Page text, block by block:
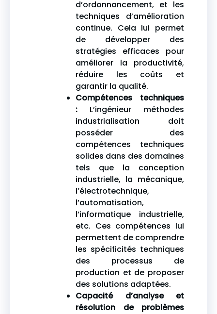
d’ordonnancement, et les
techniques d’amélioration
continue. Cela lui permet
de développer des
stratégies efficaces pour
améliorer la productivité,
réduire les coûts et
garantir la qualité.
Compétences techniques
: L’ingénieur méthodes
industrialisation doit
posséder des
compétences techniques
solides dans des domaines
tels que la conception
industrielle, la mécanique,
l’électrotechnique,
l’automatisation,
l’informatique industrielle,
etc. Ces compétences lui
permettent de comprendre
les spécificités techniques
des processus de
production et de proposer
des solutions adaptées.
Capacité d’analyse et
résolution de problèmes